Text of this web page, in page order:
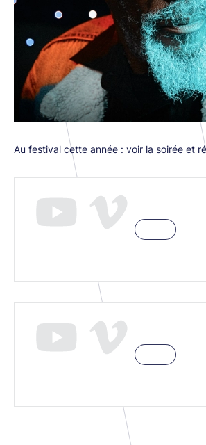
Au festival cette année : voir la soirée et